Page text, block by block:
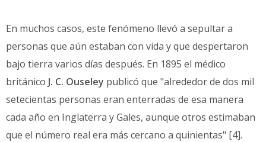
En muchos casos, este fenómeno llevó a sepultar a
personas que aún estaban con vida y que despertaron
bajo tierra varios días después. En 1895 el médico
británico J. C. Ouseley publicó que "alrededor de dos mil
setecientas personas eran enterradas de esa manera
cada año en Inglaterra y Gales, aunque otros estimaban
que el número real era más cercano a quinientas" [4].